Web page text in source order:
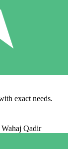
exact needs.
Qadir